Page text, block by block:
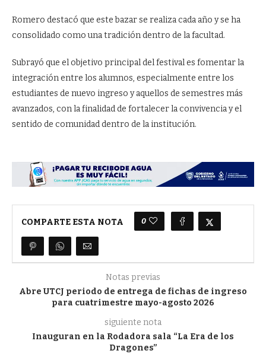
Romero destacó que este bazar se realiza cada año y se ha
consolidado como una tradición dentro de la facultad.
Subrayó que el objetivo principal del festival es fomentar la
integración entre los alumnos, especialmente entre los
estudiantes de nuevo ingreso y aquellos de semestres más
avanzados, con la finalidad de fortalecer la convivencia y el
sentido de comunidad dentro de la institución.
COMPARTE ESTA NOTA 0
Notas previas
Abre UTCJ periodo de entrega de fichas de ingreso
para cuatrimestre mayo-agosto 2026
siguiente nota
Inauguran en la Rodadora sala “La Era de los
Dragones”